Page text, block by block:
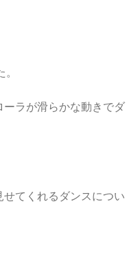
ラが滑らかな動きでダ
てくれるダンスについ